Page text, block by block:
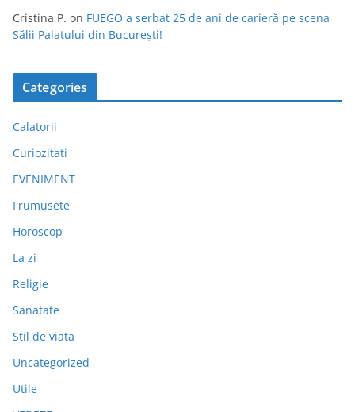
Cristina P. on FUEGO a serbat 25 de ani de carieră pe scena
Sălii Palatului din București!
Categories
Calatorii
Curiozitati
EVENIMENT
Frumusete
Horoscop
La zi
Religie
Sanatate
Stil de viata
Uncategorized
Utile